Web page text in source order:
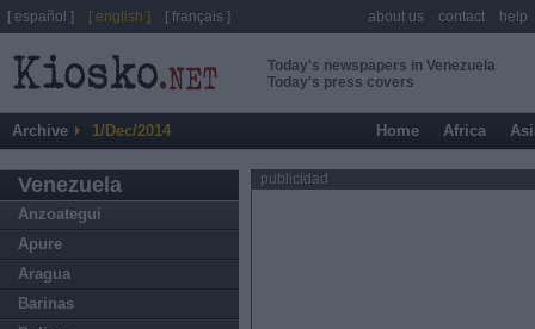
Today's newspapers in Venezuela
Today's press covers
Archive 1/Dec/2014 Home Africa
Venezuela
Anzoategui
Apure
Aragua
Barinas
publicidad
[ español ] [ english ] [ français ] about us contact help